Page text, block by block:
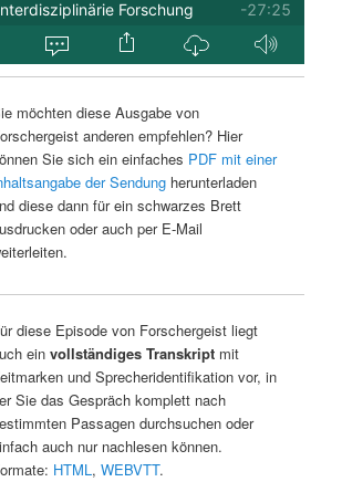
möchten diese Ausgabe von
anderen empfehlen? Hier
Sie sich ein einfaches PDF mit einer
der Sendungherunterladen
diese dann für ein schwarzes Brett
oder auch per E-Mail
diese Episode von Forschergeist liegt
ein vollständiges Transkriptmit
und Sprecheridentifikation vor, in
Sie das Gespräch komplett nach
Passagen durchsuchen oder
auch nur nachlesen können.
HTML, WEBVTT.